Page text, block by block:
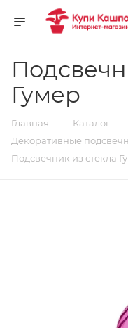
Гумер
Главная — Каталог —
Декоративные
Подсвечник из стекла